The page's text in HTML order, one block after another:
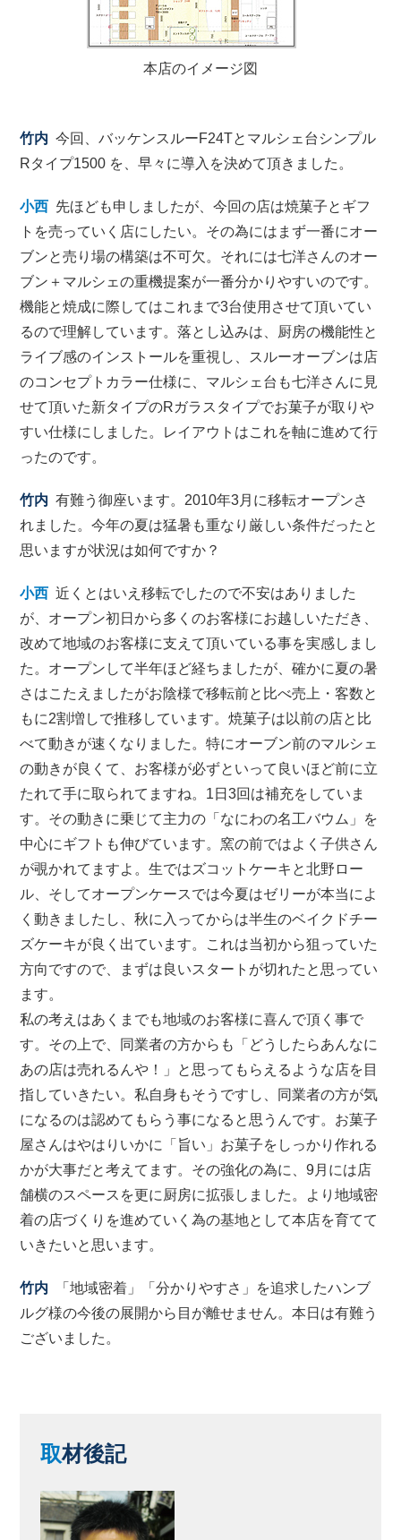
本店のイメージ図
竹内 今回、バッケンスルーF24Tとマルシェ台シンプル
Rタイプ1500 を、早々に導入を決めて頂きました。
小西 先ほども申しましたが、今回の店は焼菓子とギフ
トを売っていく店にしたい。その為にはまず一番にオー
ブンと売り場の構築は不可欠。それには七洋さんのオー
ブン＋マルシェの重機提案が一番分かりやすいのです。
機能と焼成に際してはこれまで3台使用させて頂いてい
るので理解しています。落とし込みは、厨房の機能性と
ライブ感のインストールを重視し、スルーオーブンは店
のコンセプトカラー仕様に、マルシェ台も七洋さんに見
せて頂いた新タイプのRガラスタイプでお菓子が取りや
すい仕様にしました。レイアウトはこれを軸に進めて行
ったのです。
竹内 有難う御座います。2010年3月に移転オープンさ
れました。今年の夏は猛暑も重なり厳しい条件だったと
思いますが状況は如何ですか？
小西 近くとはいえ移転でしたので不安はありました
が、オープン初日から多くのお客様にお越しいただき、
改めて地域のお客様に支えて頂いている事を実感しまし
た。オープンして半年ほど経ちましたが、確かに夏の暑
さはこたえましたがお陰様で移転前と比べ売上・客数と
もに2割増しで推移しています。焼菓子は以前の店と比
べて動きが速くなりました。特にオーブン前のマルシェ
の動きが良くて、お客様が必ずといって良いほど前に立
たれて手に取られてますね。1日3回は補充をしていま
す。その動きに乗じて主力の「なにわの名工バウム」を
中心にギフトも伸びています。窯の前ではよく子供さん
が覗かれてますよ。生ではズコットケーキと北野ロー
ル、そしてオープンケースでは今夏はゼリーが本当によ
く動きましたし、秋に入ってからは半生のベイクドチー
ズケーキが良く出ています。これは当初から狙っていた
方向ですので、まずは良いスタートが切れたと思ってい
ます。
私の考えはあくまでも地域のお客様に喜んで頂く事で
す。その上で、同業者の方からも「どうしたらあんなに
あの店は売れるんや！」と思ってもらえるような店を目
指していきたい。私自身もそうですし、同業者の方が気
になるのは認めてもらう事になると思うんです。お菓子
屋さんはやはりいかに「旨い」お菓子をしっかり作れる
かが大事だと考えてます。その強化の為に、9月には店
舗横のスペースを更に厨房に拡張しました。より地域密
着の店づくりを進めていく為の基地として本店を育てて
いきたいと思います。
竹内 「地域密着」「分かりやすさ」を追求したハンブ
ルグ様の今後の展開から目が離せません。本日は有難う
ございました。
取材後記